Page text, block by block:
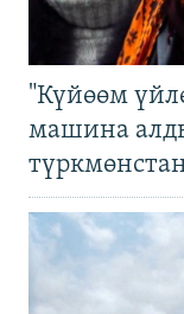
"Күйөөм
машина